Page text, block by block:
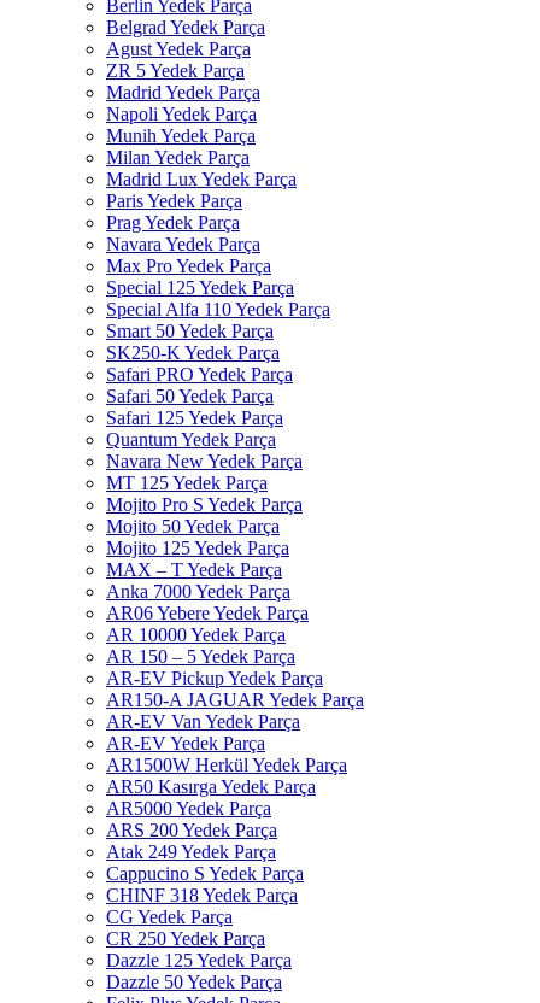
Berlin Yedek Parça
Belgrad Yedek Parça
Agust Yedek Parça
ZR 5 Yedek Parça
Madrid Yedek Parça
Napoli Yedek Parça
Munih Yedek Parça
Milan Yedek Parça
Madrid Lux Yedek Parça
Paris Yedek Parça
Prag Yedek Parça
Navara Yedek Parça
Max Pro Yedek Parça
Special 125 Yedek Parça
Special Alfa 110 Yedek Parça
Smart 50 Yedek Parça
SK250-K Yedek Parça
Safari PRO Yedek Parça
Safari 50 Yedek Parça
Safari 125 Yedek Parça
Quantum Yedek Parça
Navara New Yedek Parça
MT 125 Yedek Parça
Mojito Pro S Yedek Parça
Mojito 50 Yedek Parça
Mojito 125 Yedek Parça
MAX – T Yedek Parça
Anka 7000 Yedek Parça
AR06 Yebere Yedek Parça
AR 10000 Yedek Parça
AR 150 – 5 Yedek Parça
AR-EV Pickup Yedek Parça
AR150-A JAGUAR Yedek Parça
AR-EV Van Yedek Parça
AR-EV Yedek Parça
AR1500W Herkül Yedek Parça
AR50 Kasırga Yedek Parça
AR5000 Yedek Parça
ARS 200 Yedek Parça
Atak 249 Yedek Parça
Cappucino S Yedek Parça
CHINF 318 Yedek Parça
CG Yedek Parça
CR 250 Yedek Parça
Dazzle 125 Yedek Parça
Dazzle 50 Yedek Parça